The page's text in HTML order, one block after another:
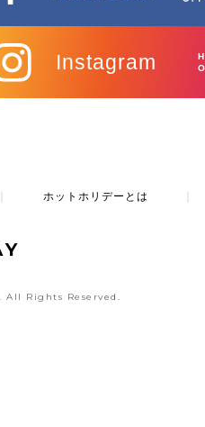
Instagram
ホットホリデーとは
All Rights Reserved.